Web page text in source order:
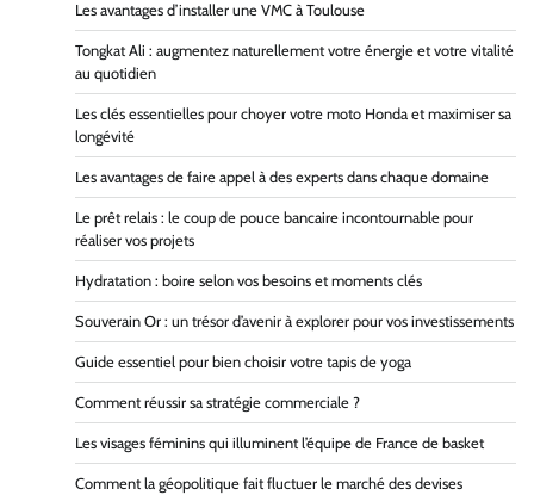
Les avantages d’installer une VMC à Toulouse
Tongkat Ali : augmentez naturellement votre énergie et votre vitalité
au quotidien
Les clés essentielles pour choyer votre moto Honda et maximiser sa
longévité
Les avantages de faire appel à des experts dans chaque domaine
Le prêt relais : le coup de pouce bancaire incontournable pour
réaliser vos projets
Hydratation : boire selon vos besoins et moments clés
Souverain Or : un trésor d’avenir à explorer pour vos investissements
Guide essentiel pour bien choisir votre tapis de yoga
Comment réussir sa stratégie commerciale ?
Les visages féminins qui illuminent l’équipe de France de basket
Comment la géopolitique fait fluctuer le marché des devises